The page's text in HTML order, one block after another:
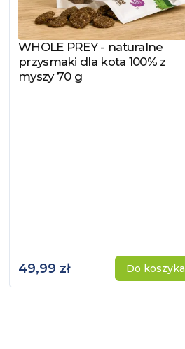
Zobacz produkt
WHOLE PREY - naturalne
przysmaki dla kota 100% z
myszy 70 g
49,99 zł Do koszyka